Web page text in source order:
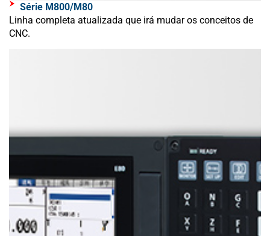
Série M800/M80
Linha completa atualizada que irá mudar os conceitos de
CNC.